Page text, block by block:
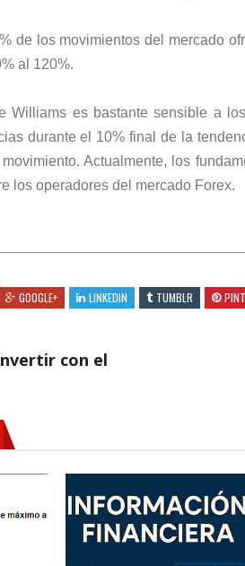
de los movimientos del mercado
al 120%.
Williams es bastante sensible a
durante el 10% final de la
Actualmente, los
los operadores del mercado Forex.
GOOGLE+ LINKEDIN TUMBLR
con el